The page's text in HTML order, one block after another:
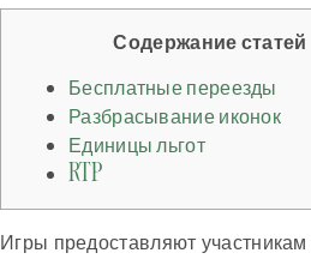
Содержание статей
Бесплатные переезды
Разбрасывание иконок
Единицы льгот
RTP
Игры предоставляют